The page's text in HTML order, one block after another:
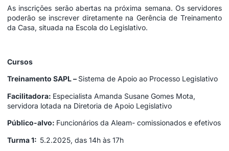
As inscrições serão abertas na próxima semana. Os servidores
poderão se inscrever diretamente na Gerência de Treinamento
da Casa, situada na Escola do Legislativo.
Cursos
Treinamento SAPL – Sistema de Apoio ao Processo Legislativo
Facilitadora: Especialista Amanda Susane Gomes Mota,
servidora lotada na Diretoria de Apoio Legislativo
Público-alvo: Funcionários da Aleam- comissionados e efetivos
Turma 1: 5.2.2025, das 14h às 17h